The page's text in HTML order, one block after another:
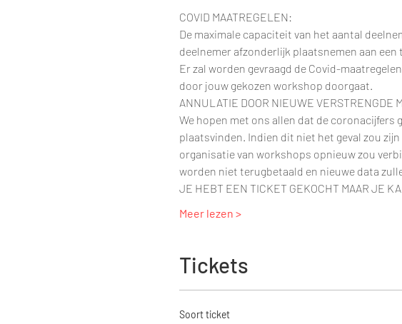
COVID MAATREGELEN:
De maximale capaciteit van het aantal
deelnemer afzonderlijk plaatsnemen aan
Er zal worden gevraagd de Covid-
door jouw gekozen workshop doorgaat.
ANNULATIE DOOR NIEUWE VERSTRENGDE
We hopen met ons allen dat de coronacijfers
plaatsvinden. Indien dit niet het geval zou
organisatie van workshops opnieuw zou
worden niet terugbetaald en nieuwe data
JE HEBT EEN TICKET GEKOCHT MAAR JE
Meer lezen >
Tickets
Soort ticket